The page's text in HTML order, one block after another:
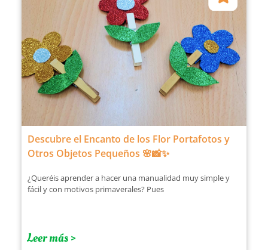
Descubre el Encanto de los Flor Portafotos y
Otros Objetos Pequeños 🌸📸✨
¿Queréis aprender a hacer una manualidad muy simple y
fácil y con motivos primaverales? Pues
Leer más >